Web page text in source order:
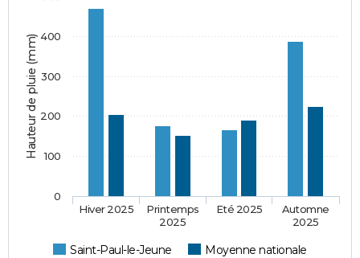
Hauteur de pluie (mm)
Saint-Paul-le-Jeune Moyenne nationale
Hiver 2025
Printemps
2025
Eté 2025
Automne
2025
0
100
200
300
400